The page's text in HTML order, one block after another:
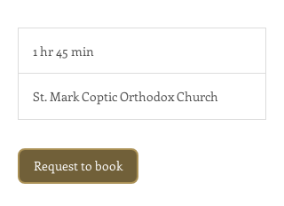
1 hr 45 min
5
m
n
St. Mark Coptic Orthodox Church
Request to book